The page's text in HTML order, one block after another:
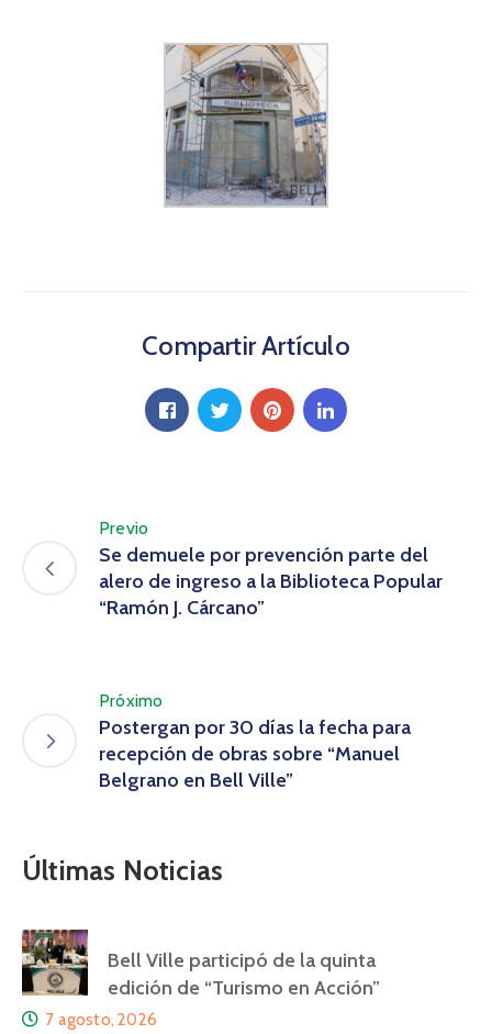
Compartir Artículo
Previo
Se demuele por prevención parte del
alero de ingreso a la Biblioteca Popular
“Ramón J. Cárcano”
Próximo
Postergan por 30 días la fecha para
recepción de obras sobre “Manuel
Belgrano en Bell Ville”
Últimas Noticias
Bell Ville participó de la quinta
edición de “Turismo en Acción”
7 agosto, 2026